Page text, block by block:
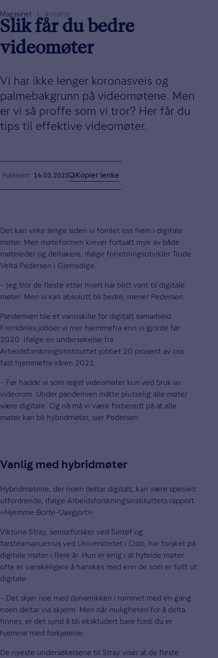
Magasinet Ansatte
Slik får du bedre
videomøter
Vi har ikke lenger koronasveis og
palmebakgrunn på videomøtene. Men
er vi så proffe som vi tror? Her får du
tips til effektive videomøter.
Publisert 14.03.2023 Kopier lenke
Det kan virke lenge siden vi fomlet oss frem i digitale
møter. Men møteformen krever fortsatt mye av både
møteleder og deltakere, ifølge forretningsutvikler Trude
Velta Pedersen i Gjensidige.
– Jeg tror de fleste etter hvert har blitt vant til digitale
møter. Men vi kan absolutt bli bedre, mener Pedersen.
Pandemien ble et vannskille for digitalt samarbeid.
Fremdeles jobber vi mer hjemmefra enn vi gjorde før
2020. Ifølge en undersøkelse fra
Arbeidsforskningsinstituttet jobbet 20 prosent av oss
fast hjemmefra våren 2021.
– Før hadde vi som regel videomøter kun ved bruk av
videorom. Under pandemien måtte plutselig alle møter
være digitale. Og nå må vi være forberedt på at alle
møter kan bli hybridmøter, sier Pedersen.
Vanlig med hybridmøter
Hybridmøtene, der noen deltar digitalt, kan være spesielt
utfordrende, ifølge Arbeidsforskningsinstituttets rapport
«Hjemme-Borte-Uavgjort».
Viktoria Stray, seniorforsker ved Sintef og
førsteamanuensis ved Universitetet i Oslo, har forsket på
digitale møter i flere år. Hun er enig i at hybride møter
ofte er vanskeligere å hanskes med enn de som er fullt ut
digitale.
– Det skjer noe med dynamikken i rommet med én gang
noen deltar via skjerm. Men når muligheten for å delta
finnes, er det synd å bli ekskludert bare fordi du er
hjemme med forkjølelse.
De nyeste undersøkelsene til Stray viser at de fleste